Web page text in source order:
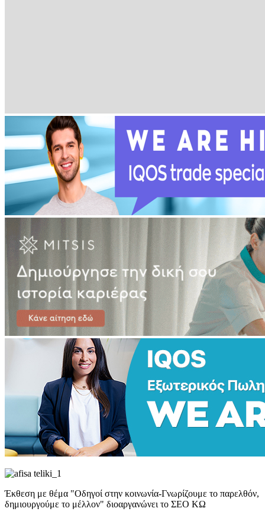
Έκθεση με θέμα "Οδηγοί στην κοινωνία-Γνωρίζουμε το παρελθόν,
δημιουργούμε το μέλλον" διοαργανώνει το ΣΕΟ ΚΩ